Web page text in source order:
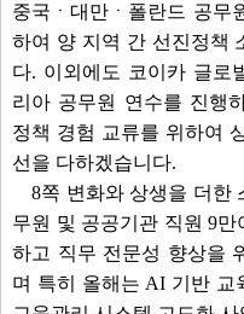
중국ㆍ대만ㆍ폴란드 공무
하여 양 지역 간 선진정책
다. 이외에도 코이카 글로
리아 공무원 연수를 진행
정책 경험 교류를 위하여
선을 다하겠습니다.
8쪽 변화와 상생을 더한
무원 및 공공기관 직원 9
하고 직무 전문성 향상을
며 특히 올해는 AI 기반 교